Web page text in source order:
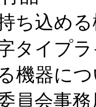
ち込め
タイプ
につい
員会事